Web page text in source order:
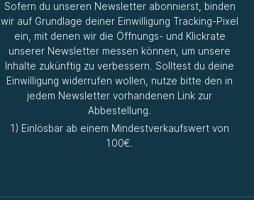
Sofern du unseren Newsletter abonnierst, binden
wir auf Grundlage deiner Einwilligung Tracking-Pixel
ein, mit denen wir die Öffnungs- und Klickrate
unserer Newsletter messen können, um unsere
Inhalte zukünftig zu verbessern. Solltest du deine
Einwilligung widerrufen wollen, nutze bitte den in
jedem Newsletter vorhandenen Link zur
Abbestellung.
1) Einlösbar ab einem Mindestverkaufswert von
100€.